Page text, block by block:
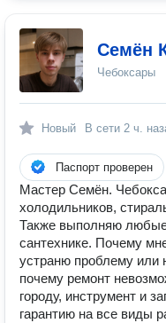
Семён
Чебоксары
Новый В сети 2 ч.
Паспорт проверен
Мастер Семён.
холодильников,
Также выполняю
сантехнике. Почему
устраню проблему или
почему ремонт
городу, инструмент и
гарантию на все виды